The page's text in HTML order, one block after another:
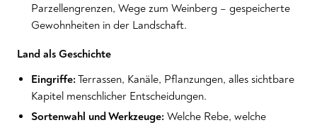
Parzellengrenzen, Wege zum Weinberg – gespeicherte
Gewohnheiten in der Landschaft.
Land als Geschichte
Eingriffe: Terrassen, Kanäle, Pflanzungen, alles sichtbare
Kapitel menschlicher Entscheidungen.
Sortenwahl und Werkzeuge: Welche Rebe, welche